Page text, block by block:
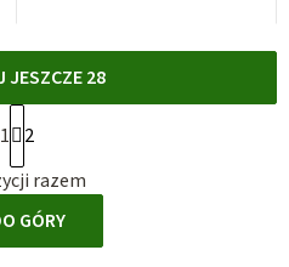
K
o
n
t
JESZCZE 28
P
a
g
i
n
1
2
razem
GÓRY